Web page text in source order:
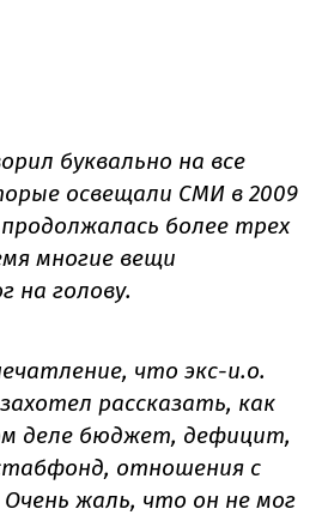
буквально на все
освещали СМИ в 2009
более трех
многие вещи
на голову.
что экс-и.о.
рассказать, как
деле бюджет, дефицит,
отношения с
жаль, что он не мог